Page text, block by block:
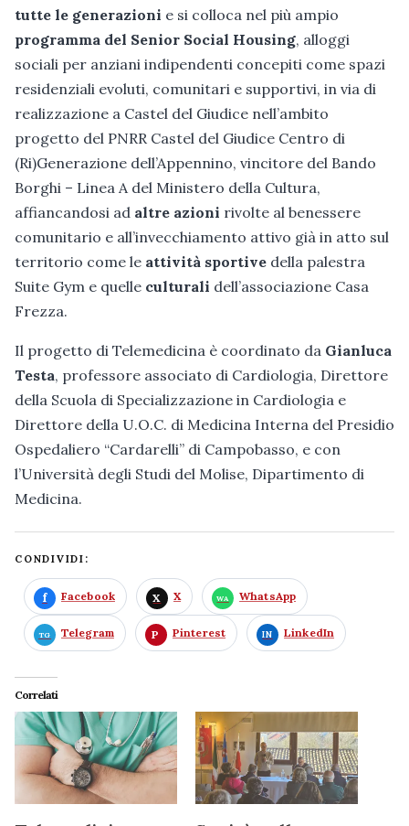
tutte le generazioni e si colloca nel più ampio
programma del Senior Social Housing, alloggi
sociali per anziani indipendenti concepiti come spazi
residenziali evoluti, comunitari e supportivi, in via di
realizzazione a Castel del Giudice nell’ambito
progetto del PNRR Castel del Giudice Centro di
(Ri)Generazione dell’Appennino, vincitore del Bando
Borghi – Linea A del Ministero della Cultura,
affiancandosi ad altre azioni rivolte al benessere
comunitario e all’invecchiamento attivo già in atto sul
territorio come le attività sportive della palestra
Suite Gym e quelle culturali dell’associazione Casa
Frezza.
Il progetto di Telemedicina è coordinato da Gianluca
Testa, professore associato di Cardiologia, Direttore
della Scuola di Specializzazione in Cardiologia e
Direttore della U.O.C. di Medicina Interna del Presidio
Ospedaliero “Cardarelli” di Campobasso, e con
l’Università degli Studi del Molise, Dipartimento di
Medicina.
CONDIVIDI:
Facebook X WhatsApp
Telegram Pinterest LinkedIn
Correlati